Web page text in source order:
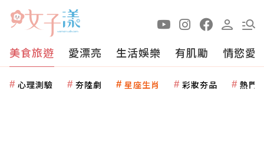
美食旅遊 愛漂亮 生活娛樂 有肌勵 情慾愛
心理測驗 夯陸劇 星座生肖 彩妝夯品 熱門